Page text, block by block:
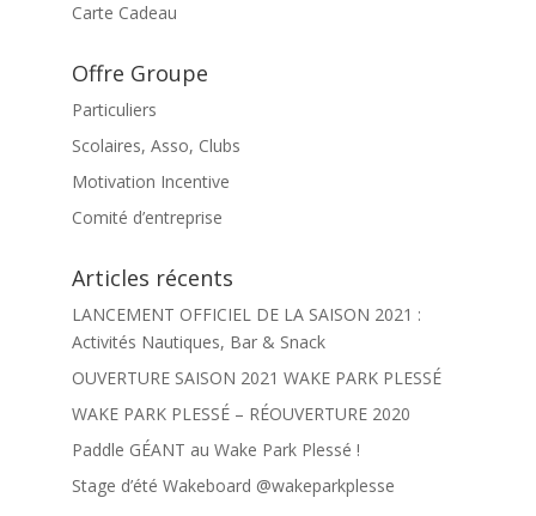
Carte Cadeau
Offre Groupe
Particuliers
Scolaires, Asso, Clubs
Motivation Incentive
Comité d’entreprise
Articles récents
LANCEMENT OFFICIEL DE LA SAISON 2021 :
Activités Nautiques, Bar & Snack
OUVERTURE SAISON 2021 WAKE PARK PLESSÉ
WAKE PARK PLESSÉ – RÉOUVERTURE 2020
Paddle GÉANT au Wake Park Plessé !
Stage d’été Wakeboard @wakeparkplesse